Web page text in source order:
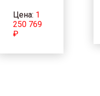
Цена: 1
250 769
₽